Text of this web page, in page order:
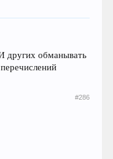
других обманывать
#286